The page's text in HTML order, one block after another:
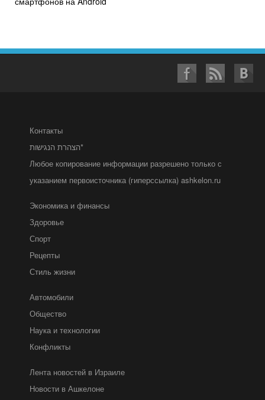
Контакты
הצהרת הנגישות*
Любое копирование информации разрешено только с
указанием первоисточника (гиперссылка) ashkelon.ru
Экономика и финансы
Здоровье
Спорт
Рецепты
Стиль жизни
Автомобили
Общество
Наука и технологии
Конфликты
Лента новостей в Израиле
Новости в Ашкелоне